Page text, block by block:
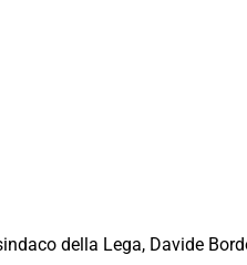
della Lega, Davide